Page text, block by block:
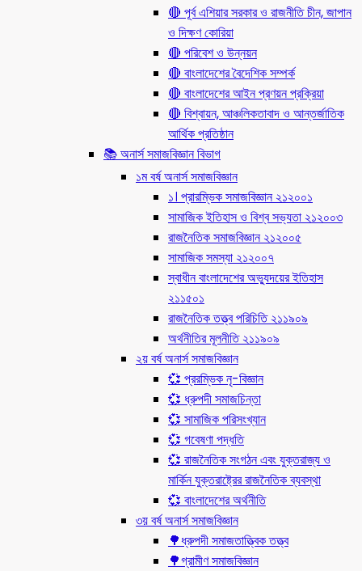
🔴 পূর্ব এশিয়ার সরকার ও রাজনীতি চীন, জাপান
ও দিক্ষণ কোরিয়া
🔴 পরিবেশ ও উন্নয়ন
🔴 বাংলাদেশের বৈদেশিক সম্পর্ক
🔴 বাংলাদেশের আইন প্রণয়ন প্রক্রিয়া
🔴 বিশ্বায়ন, আঞ্চলিকতাবাদ ও আন্তর্জাতিক
আর্থিক প্রতিষ্ঠান
📚 অনার্স সমাজবিজ্ঞান বিভাগ
১ম বর্ষ অনার্স সমাজবিজ্ঞান
১। প্রারম্ভিক সমাজবিজ্ঞান ২১২০০১
সামাজিক ইতিহাস ও বিশ্ব সভ্যতা ২১২০০৩
রাজনৈতিক সমাজবিজ্ঞান ২১২০০৫
সামাজিক সমস্যা ২১২০০৭
স্বাধীন বাংলাদেশের অভ্যুদয়ের ইতিহাস
২১১৫০১
রাজনৈতিক তত্ত্ব পরিচিতি ২১১৯০৯
অর্থনীতির মূলনীতি ২১১৯০৯
২য় বর্ষ অনার্স সমাজবিজ্ঞান
💞 প্ররম্ভিক নৃ-বিজ্ঞান
💞 ধ্রুপদী সমাজচিন্তা
💞 সামাজিক পরিসংখ্যান
💞 গবেষণা পদ্ধতি
💞 রাজনৈতিক সংগঠন এবং যুক্তরাজ্য ও
মার্কিন যুক্তরাষ্ট্রের রাজনৈতিক ব্যবস্থা
💞 বাংলাদেশের অর্থনীতি
৩য় বর্ষ অনার্স সমাজবিজ্ঞান
🌳ধ্রুপদী সমাজতাত্ত্বিক তত্ত্ব
🌳গ্রামীণ সমাজবিজ্ঞান